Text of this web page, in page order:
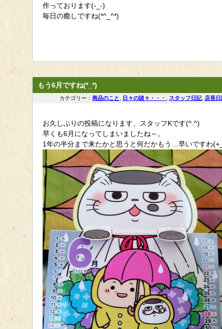
作っております(-_-)
毎日の癒しですね(*^_^*)
もう6月ですね(*_*)
カテゴリー： 商品のこと 日々の諸々・・・ スタッフ日記, 店長日
お久しぶりの投稿になります、スタッフKです(^.^)
早くも6月になってしまいましたね～。
1年の半分まで来たかと思うと何だかもう…早いですわ